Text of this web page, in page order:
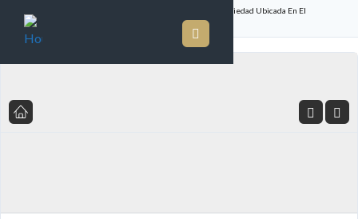
Impresionante Propiedad Ubicada En El
Prestigioso Barrio De Villas Del Mar, Costa Del Este